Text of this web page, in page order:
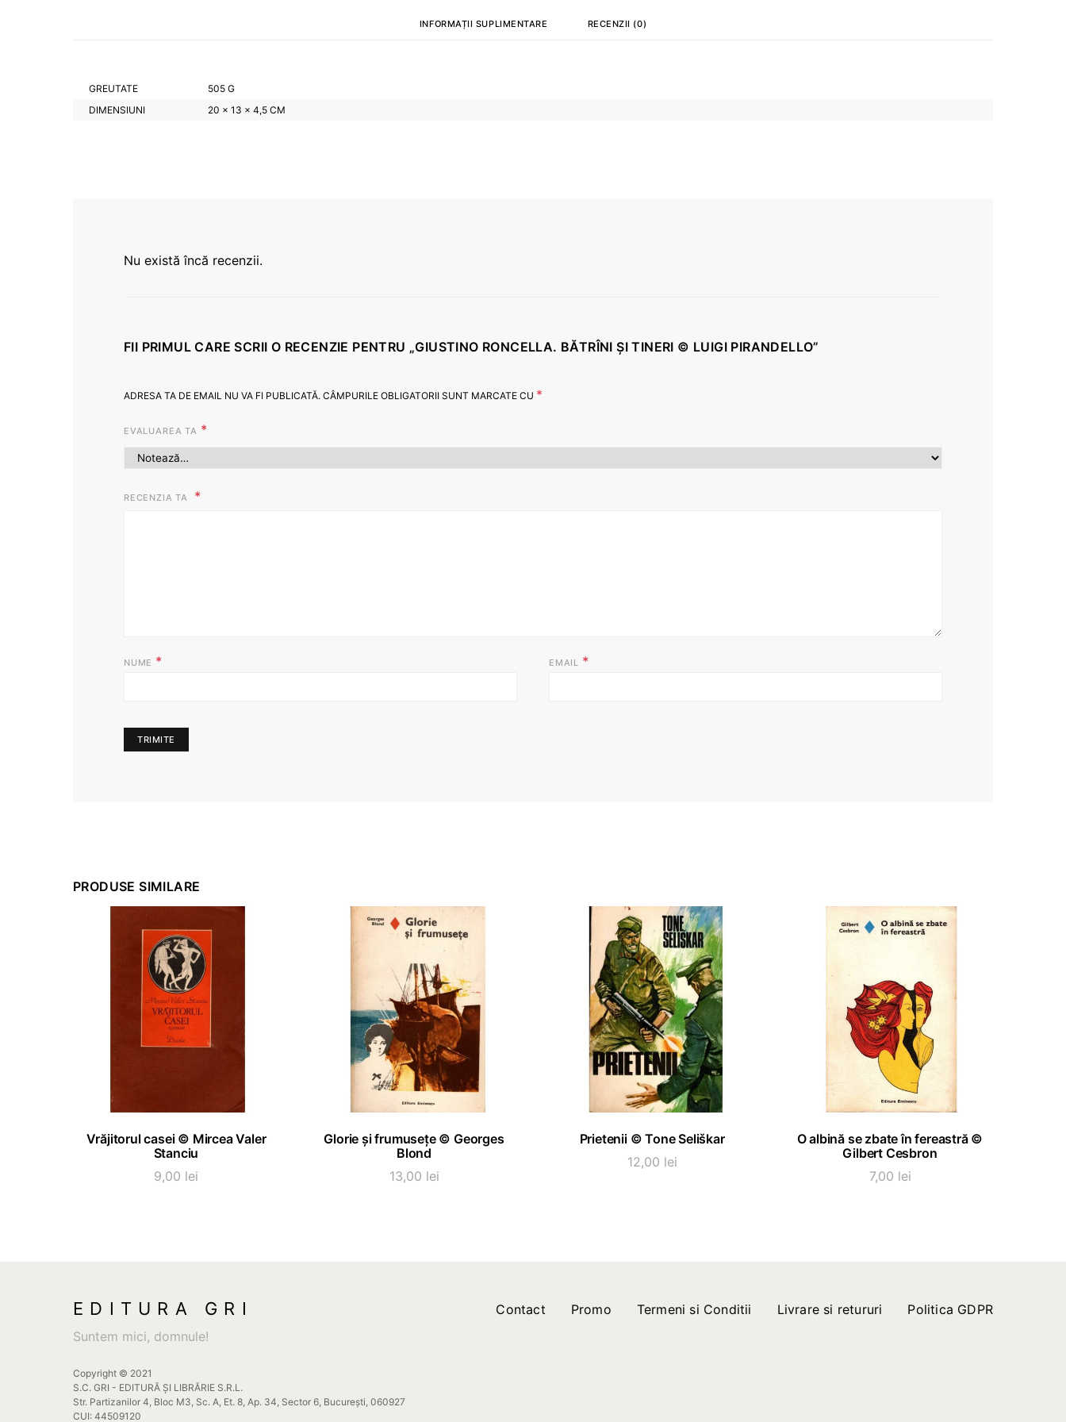
INFORMAȚII SUPLIMENTARE RECENZII (0)
GREUTATE
505 G
DIMENSIUNI
20 × 13 × 4,5 CM
Nu există încă recenzii.
FII PRIMUL CARE SCRII O RECENZIE PENTRU „GIUSTINO RONCELLA. BĂTRÎNI ȘI TINERI © LUIGI PIRANDELLO”
ADRESA TA DE EMAIL NU VA FI PUBLICATĂ. CÂMPURILE OBLIGATORII SUNT MARCATE CU *
EVALUAREA TA *
RECENZIA TA
NUME * EMAIL *
PRODUSE SIMILARE
ADAUGĂ ÎN COȘ
Vrăjitorul casei © Mircea Valer
Stanciu
9,00 lei
ADAUGĂ ÎN COȘ
Glorie și frumusețe © Georges
Blond
13,00 lei
ADAUGĂ ÎN COȘ
Prietenii © Tone Seliškar
12,00 lei
ADAUGĂ ÎN COȘ
O albină se zbate în fereastră ©
Gilbert Cesbron
7,00 lei
EDITURA GRI Contact Promo Termeni si Conditii Livrare si retururi
Politica GDPR
Suntem mici, domnule!
Copyright © 2021
S.C. GRI - EDITURĂ ȘI LIBRĂRIE S.R.L.
Str. Partizanilor 4, Bloc M3, Sc. A, Et. 8, Ap. 34, Sector 6, București, 060927
CUI: 44509120